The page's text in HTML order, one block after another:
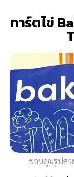
ทาร์ตไข่
ขอบคุณรูปสว